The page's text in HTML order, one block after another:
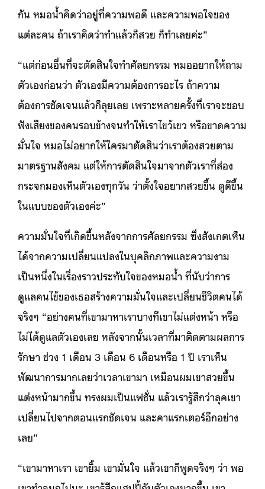
กัน หมอน้ำคิดว่าอยู่ที่ความพอดี และความพอใจของ
แต่ละคน ถ้าเราคิดว่าทำแล้วก็สวย ก็ทำเลยค่ะ”
“แต่ก่อนอื่นที่จะตัดสินใจทำศัลยกรรม หมออยากให้ถาม
ตัวเองก่อนว่า ตัวเองมีความต้องการอะไร ถ้าความ
ต้องการชัดเจนแล้วก็ลุยเลย เพราะหลายครั้งที่เราจะชอบ
ฟังเสียงของคนรอบข้างจนทำให้เราไขว้เขว หรือขาดความ
มั่นใจ หมอไม่อยากให้ใครมาตัดสินว่าเราต้องสวยตาม
มาตรฐานสังคม แต่ให้การตัดสินใจมาจากตัวเราที่ส่อง
กระจกมองเห็นตัวเองทุกวัน ว่าตั้งใจอยากสวยขึ้น ดูดีขึ้น
ในแบบของตัวเองค่ะ”
ความมั่นใจที่เกิดขึ้นหลังจากการศัลยกรรม ซึ่งสังเกตเห็น
ได้จากความเปลี่ยนแปลงในบุคลิกภาพและความงาม
เป็นหนึ่งในเรื่องราวประทับใจของหมอน้ำ ที่นับว่าการ
ดูแลคนไข้ของเธอสร้างความมั่นใจและเปลี่ยนชีวิตคนได้
จริงๆ “อย่างคนที่เขามาหาเราบางทีเขาไม่แต่งหน้า หรือ
ไม่ได้ดูแลตัวเองเลย หลังจากนั้นเวลาที่มาติดตามผลการ
รักษา ช่วง 1 เดือน 3 เดือน 6 เดือนหรือ 1 ปี เราเห็น
พัฒนาการมากเลยว่าเวลาเขามา เหมือนผมเขาสวยขึ้น
แต่งหน้ามากขึ้น ทรงผมเป็นแฟชั่น แล้วเรารู้สึกว่าลุคเขา
เปลี่ยนไปจากตอนแรกชัดเจน และคาแรกเตอร์อีกอย่าง
เลย”
“เขามาหาเรา เขายิ้ม เขามั่นใจ แล้วเขาก็พูดจริงๆ ว่า พอ